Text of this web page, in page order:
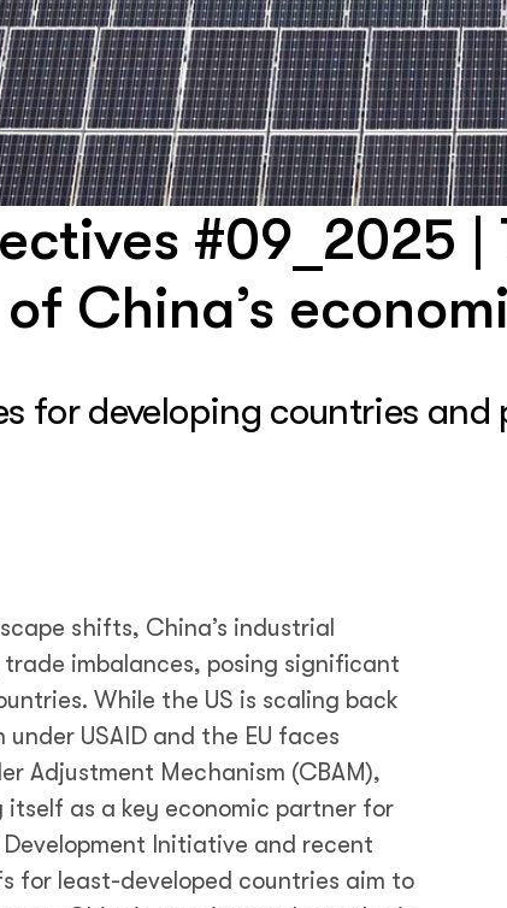
#09_2025
China’s
for developing countries
shifts, China’s industrial
imbalances, posing significant
While the US is scaling back
USAID and the EU faces
Adjustment Mechanism (CBAM),
as a key economic partner for
Initiative and recent
for least-developed countries aim to